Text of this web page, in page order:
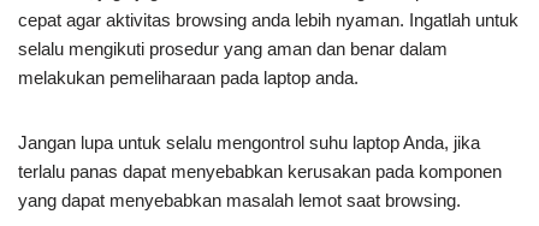
cepat agar aktivitas browsing anda lebih nyaman. Ingatlah untuk
selalu mengikuti prosedur yang aman dan benar dalam
melakukan pemeliharaan pada laptop anda.
Jangan lupa untuk selalu mengontrol suhu laptop Anda, jika
terlalu panas dapat menyebabkan kerusakan pada komponen
yang dapat menyebabkan masalah lemot saat browsing.